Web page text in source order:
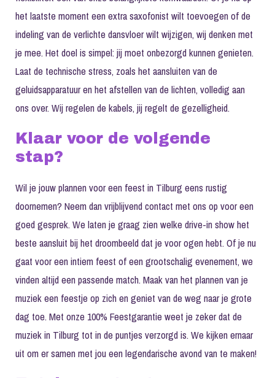
het laatste moment een extra saxofonist wilt toevoegen of de
indeling van deverlichte dansvloerwilt wijzigen, wij denken met
je mee. Het doel is simpel: jij moet onbezorgd kunnen genieten.
Laat de technische stress, zoals het aansluiten van de
geluidsapparatuur en het afstellen van de lichten, volledig aan
ons over. Wij regelen de kabels, jij regelt de gezelligheid.
Klaar voor de volgende
stap?
Wil je jouw plannen voor een feest in Tilburg eens rustig
doornemen? Neem dan vrijblijvend contact met ons op voor een
goed gesprek. We laten je graag zien welkedrive-in showhet
beste aansluit bij het droombeeld dat je voor ogen hebt. Of je nu
gaat voor een intiem feest of een grootschalig evenement, we
vinden altijd een passende match. Maak van het plannen van je
muziek een feestje op zich en geniet van de weg naar je grote
dag toe. Met onze 100% Feestgarantie weet je zeker dat de
muziek in Tilburg tot in de puntjes verzorgd is. We kijken ernaar
uit om er samen met jou een legendarische avond van te maken!